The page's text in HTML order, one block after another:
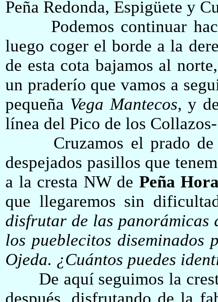
Peña Redonda, Espigüete y
Podemos continuar
luego coger el borde a la
de esta cota bajamos al
un praderío que vamos a
pequeña Vega Mantecos, y
línea del Pico de los
Cruzamos el prado
despejados pasillos que
a la cresta NW de Peña
que llegaremos sin
disfrutar de las panorámicas
los pueblecitos
Ojeda. ¿Cuántos puedes
De aquí seguimos la